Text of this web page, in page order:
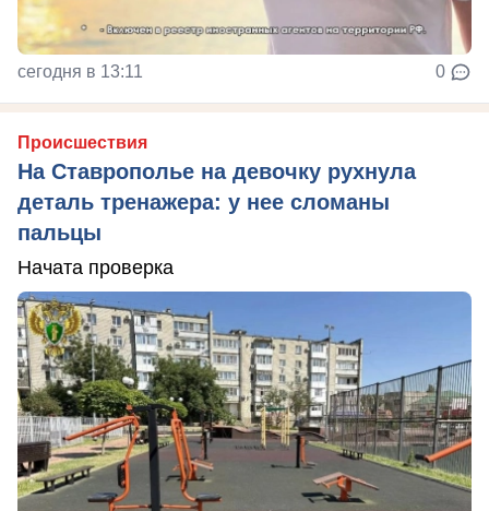
сегодня в 13:11 0
Происшествия
На Ставрополье на девочку рухнула
деталь тренажера: у нее сломаны
пальцы
Начата проверка